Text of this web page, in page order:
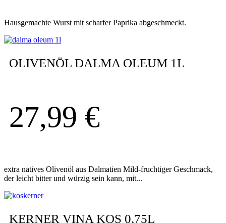
Hausgemachte Wurst mit scharfer Paprika abgeschmeckt.
OLIVENÖL DALMA OLEUM 1L
27,99 €
extra natives Olivenöl aus Dalmatien Mild-fruchtiger Geschmack,
der leicht bitter und würzig sein kann, mit...
KERNER VINA KOS 0,75L